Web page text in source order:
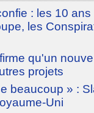
: les 10
les
qu'un
projets
beaucoup » :
Uni